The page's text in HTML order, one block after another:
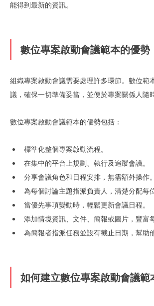
能得到最新的資訊。
數位專案啟動會議範本的優勢
組織專案啟動會議需要處理許多環節。數位
議，確保一切準備妥當，並便於專案關係人隨
數位專案啟動會議範本的優勢包括：
標準化整個專案啟動流程。
在集中的平台上規劃、執行及追蹤會議。
分享會議角色和日程安排，無需額外操作。
為每個討論主題指派負責人，清楚分配每
當優先事項變動時，輕鬆更新會議日程。
添加情境資訊、文件、簡報或圖片，豐富
為簡報者指派任務並設有截止日期，幫助
如何建立數位專案啟動會議範